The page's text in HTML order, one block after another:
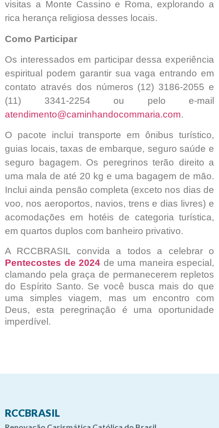
visitas a Monte Cassino e Roma, explorando a
rica herança religiosa desses locais.
Como Participar
Os interessados em participar dessa experiência
espiritual podem garantir sua vaga entrando em
contato através dos números (12) 3186-2055 e
(11) 3341-2254 ou pelo e-mail
atendimento@caminhandocommaria.com.
O pacote inclui transporte em ônibus turístico,
guias locais, taxas de embarque, seguro saúde e
seguro bagagem. Os peregrinos terão direito a
uma mala de até 20 kg e uma bagagem de mão.
Inclui ainda pensão completa (exceto nos dias de
voo, nos aeroportos, navios, trens e dias livres) e
acomodações em hotéis de categoria turística,
em quartos duplos com banheiro privativo.
A RCCBRASIL convida a todos a celebrar o
Pentecostes de 2024 de uma maneira especial,
clamando pela graça de permanecerem repletos
do Espírito Santo. Se você busca mais do que
uma simples viagem, mas um encontro com
Deus, esta peregrinação é uma oportunidade
imperdível.
RCCBRASIL